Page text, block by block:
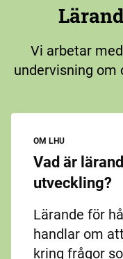
Vi arbetar
undervisning om
OM LHU
Vad är
utveckling?
Lärande för
handlar om
kring frågor